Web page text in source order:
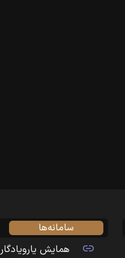
سامانه‌ها
همایش یارویادگار